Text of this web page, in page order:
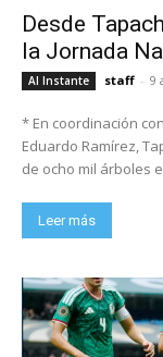
Desde
la Jornada
Al Instante staff - 9
* En coordinación
Eduardo Ramírez,
de ocho mil árboles
Leer más